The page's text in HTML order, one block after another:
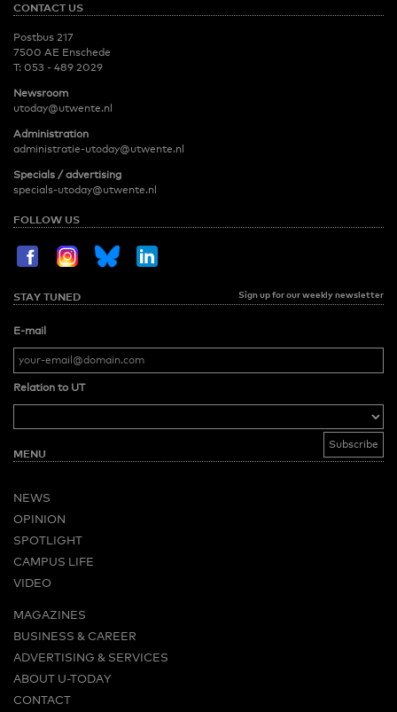
CONTACT US
Postbus 217
7500 AE Enschede
T: 053 - 489 2029
Newsroom
utoday@utwente.nl
Administration
administratie-utoday@utwente.nl
Specials / advertising
specials-utoday@utwente.nl
FOLLOW US
STAY TUNED Sign up for our weekly newsletter
E-mail
Relation to UT
MENU
NEWS
OPINION
SPOTLIGHT
CAMPUS LIFE
VIDEO
MAGAZINES
BUSINESS & CAREER
ADVERTISING & SERVICES
ABOUT U-TODAY
CONTACT